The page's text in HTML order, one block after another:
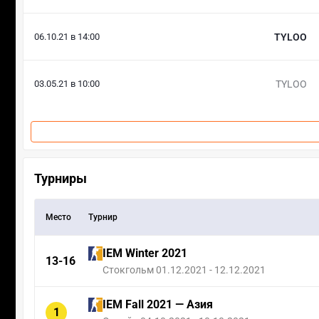
06.10.21 в 14:00 TYLOO
03.05.21 в 10:00 TYLOO
Турниры
Место Турнир
13-16
IEM Winter 2021
Стокгольм 01.12.2021 - 12.12.2021
1
IEM Fall 2021 — Азия